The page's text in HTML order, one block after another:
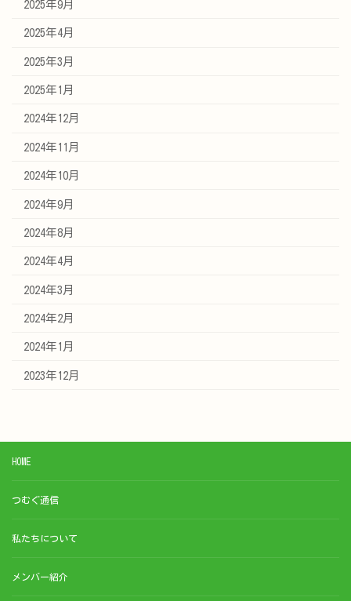
2025年9月
2025年4月
2025年3月
2025年1月
2024年12月
2024年11月
2024年10月
2024年9月
2024年8月
2024年4月
2024年3月
2024年2月
2024年1月
2023年12月
HOME
つむぐ通信
私たちについて
メンバー紹介